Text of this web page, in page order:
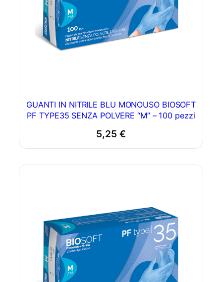
GUANTI IN NITRILE BLU MONOUSO BIOSOFT
PF TYPE35 SENZA POLVERE “M” – 100 pezzi
5,25 €